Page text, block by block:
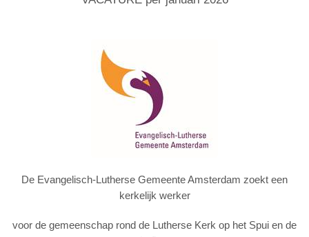
De Evangelisch-Lutherse Gemeente Amsterdam zoekt een
kerkelijk werker
voor de gemeenschap rond de Lutherse Kerk op het Spui en de